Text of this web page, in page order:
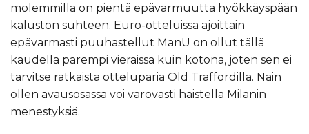
molemmilla on pientä epävarmuutta hyökkäyspään
kaluston suhteen. Euro-otteluissa ajoittain
epävarmasti puuhastellut ManU on ollut tällä
kaudella parempi vieraissa kuin kotona, joten sen ei
tarvitse ratkaista otteluparia Old Traffordilla. Näin
ollen avausosassa voi varovasti haistella Milanin
menestyksiä.